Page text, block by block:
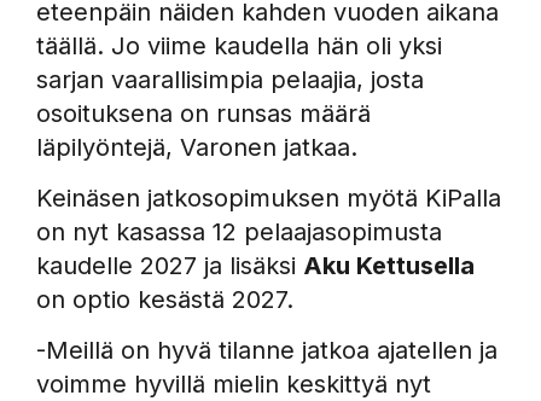
eteenpäin näiden kahden vuoden aikana
täällä. Jo viime kaudella hän oli yksi
sarjan vaarallisimpia pelaajia, josta
osoituksena on runsas määrä
läpilyöntejä, Varonen jatkaa.
Keinäsen jatkosopimuksen myötä KiPalla
on nyt kasassa 12 pelaajasopimusta
kaudelle 2027 ja lisäksi Aku Kettusella
on optio kesästä 2027.
-Meillä on hyvä tilanne jatkoa ajatellen ja
voimme hyvillä mielin keskittyä nyt